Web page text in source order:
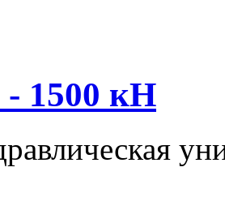
1500 кН